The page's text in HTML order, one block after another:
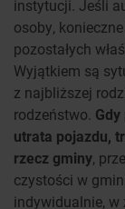
instytucji. Jeśli
osoby,
pozostałych
Wyjątkiem są
z najbliższej
rodzeństwo.
utrata pojazdu,
rzecz gminy,
czystości w
indywidualnie,